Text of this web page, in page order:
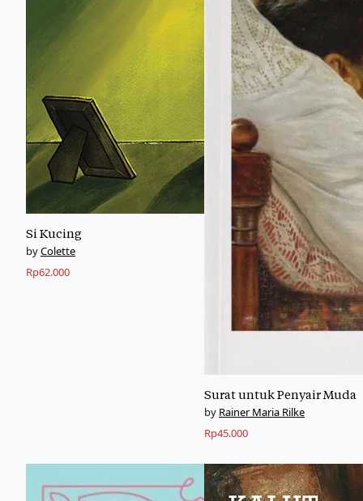
Si Kucing
Colette
Rp62.000
Surat untuk Penyair Muda
Rainer Maria Rilke
Rp45.000